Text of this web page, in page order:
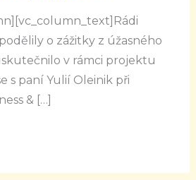
o zážitky z úžasného
v rámci projektu
s paní Yulií Oleinik při
& […]